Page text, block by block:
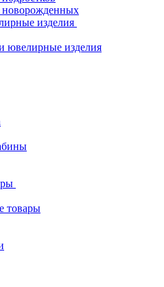
изделия
ювелирные изделия
товары